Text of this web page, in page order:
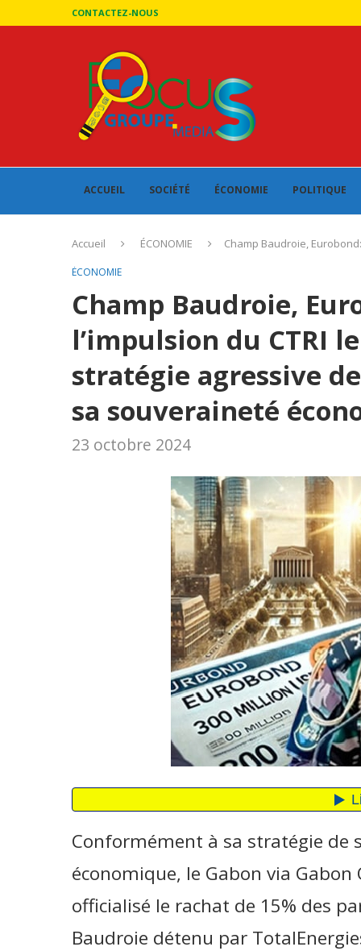
CONTACTEZ-NOUS
ACCUEIL SOCIÉTÉ ÉCONOMIE POLITIQUE
Accueil ÉCONOMIE Champ Baudroie,
ÉCONOMIE
Champ Baudroie,
l’impulsion du CTRI
stratégie agressive
sa souveraineté
23 octobre 2024
Conformément à sa stratégie de
économique, le Gabon via
officialisé le rachat de 15% des
Baudroie détenu par